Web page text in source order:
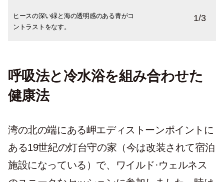
ヒースの深い緑と海の透明感のある青がコ
ントラストをなす。
灯台守の家の前でワラビーがお出迎え。
灯台守の家は19世紀に建てられたものをリ
ノベーションした。
1/3
呼吸法と冷水浴を組み合わせた
健康法
湾の北の端にある岬エディストーンポイントに
ある19世紀の灯台守の家（今は改装されて宿泊
施設になっている）で、ワイルド·ウェルネス